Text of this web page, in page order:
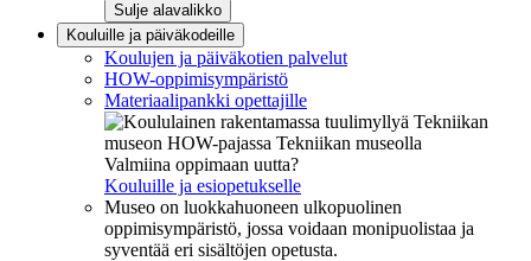
Sulje alavalikko
Kouluille ja päiväkodeille
Koulujen ja päiväkotien palvelut
HOW-oppimisympäristö
Materiaalipankki opettajille
Valmiina oppimaan uutta?
Kouluille ja esiopetukselle
Museo on luokkahuoneen ulkopuolinen
oppimisympäristö, jossa voidaan monipuolistaa ja
syventää eri sisältöjen opetusta.